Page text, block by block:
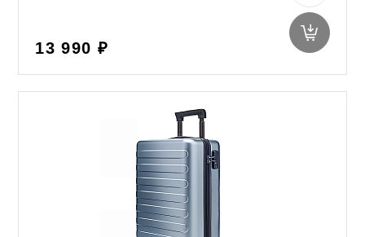
13 990 ₽